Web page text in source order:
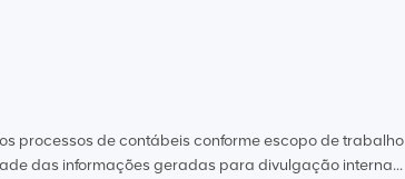
processos de contábeis conforme escopo de trabalho
das informações geradas para divulgação interna...